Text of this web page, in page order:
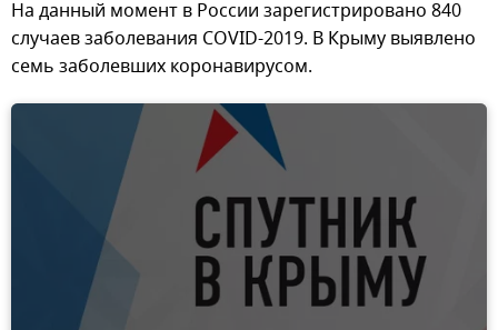
На данный момент в России зарегистрировано 840
случаев заболевания COVID-2019. В Крыму выявлено
семь заболевших коронавирусом.